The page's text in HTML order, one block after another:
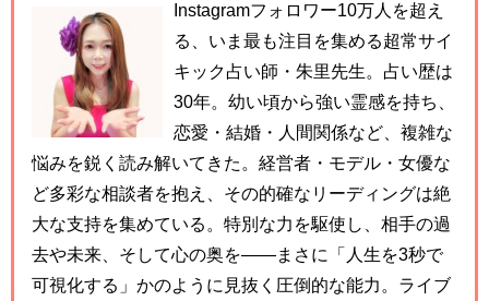
Instagramフォロワー10万人を超え
る、いま最も注目を集める超常サイ
キック占い師・朱里先生。占い歴は
30年。幼い頃から強い霊感を持ち、
恋愛・結婚・人間関係など、複雑な
悩みを鋭く読み解いてきた。経営者・モデル・女優な
ど多彩な相談者を抱え、その的確なリーディングは絶
大な支持を集めている。特別な力を駆使し、相手の過
去や未来、そして心の奥を――まさに「人生を3秒で
可視化する」かのように見抜く圧倒的な能力。ライブ